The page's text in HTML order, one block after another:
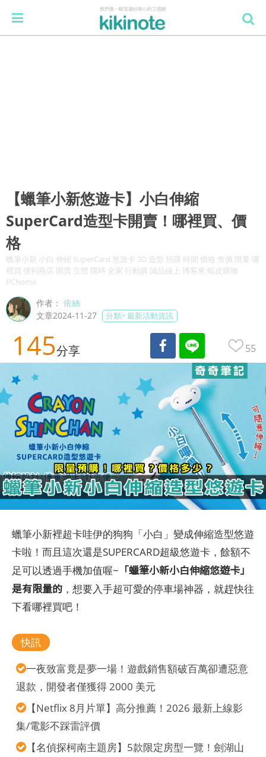
【蠟筆小新悠遊卡】小白伸縮
SuperCard造型卡開賣！哪裡買、價
格
蠟筆小新 小白 伸縮 SuperCard 悠遊卡 3D 造型 預購 時間 價格 售價 限量 哪
裡買 便利商店 開賣 立體 限時 全家 行動購 誠品線上 博客來 蝦皮購物
PChome
作者：依絲
文章2024-11-27
分類>最新活動資訊
145分享 55
蠟筆小新裡超卡哇伊的狗狗「小白」變成伸縮造型悠遊
卡啦！而且這次還是SUPERCARD超級悠遊卡，餘額不
足可以透過手機加值喔~ 「蠟筆小新小白伸縮悠遊卡」
是有限量的 ，想要入手超可愛的停車場神器，就趕快往
下看哪裡買吧！
快訊
一夜致富竟是夢一場！遊戲銷售額破百萬卻遭惡意
退款，開發者僅獲得 2000 美元
【Netflix 8月片單】高分推薦！2026 最新上線影
集/電影不踩雷評價
【名偵探柯南主題房】5款限定房型一覽！劍湖山